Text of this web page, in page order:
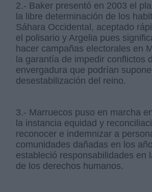
2.- Baker presentó en 2003 el
la libre determinación de los
Sáhara Occidental, aceptado
el polisario y Argelia pues
hacer campañas electorales en
la garantía de impedir conflictos
envergadura que podrían
desestabilización del reino.
3.- Marruecos puso en marcha
la instancia equidad y
reconocer e indemnizar a
comunidades dañadas en los
estableció responsabilidades en
de los derechos humanos.